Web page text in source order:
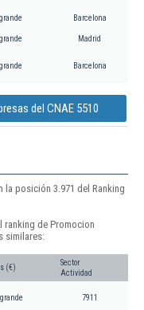
grande Barcelona
grande Madrid
grande Barcelona
del CNAE 5510
la posición 3.971 del Ranking
de Promocion
similares:
(€)
Sector
Actividad
grande 7911